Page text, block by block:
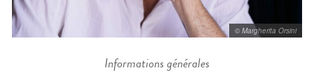
© Margherita Orsini
Informations générales